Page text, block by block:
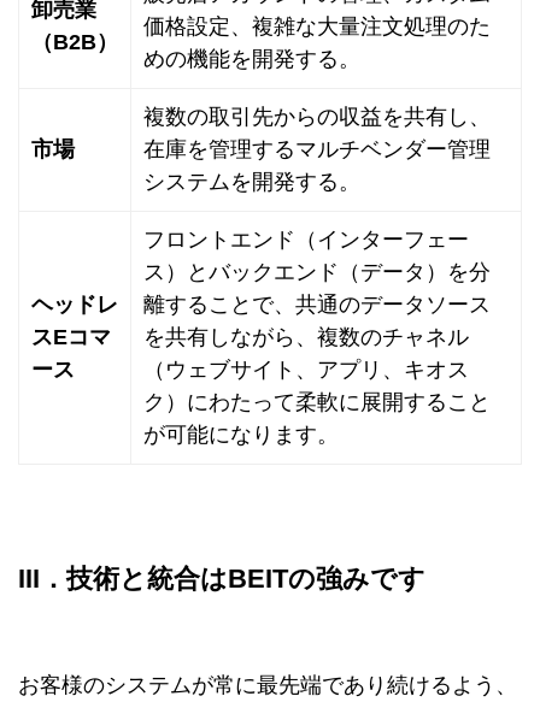
卸売業
（B2B）
価格設定、複雑な大量注文処理のた
めの機能を開発する。
市場
複数の取引先からの収益を共有し、
在庫を管理するマルチベンダー管理
システムを開発する。
ヘッドレ
スEコマ
ース
フロントエンド（インターフェー
ス）とバックエンド（データ）を分
離することで、共通のデータソース
を共有しながら、複数のチャネル
（ウェブサイト、アプリ、キオス
ク）にわたって柔軟に展開すること
が可能になります。
III．技術と統合はBEITの強みです
お客様のシステムが常に最先端であり続けるよう、